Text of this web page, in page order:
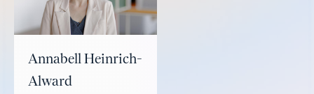
Annabell Heinrich-
Alward